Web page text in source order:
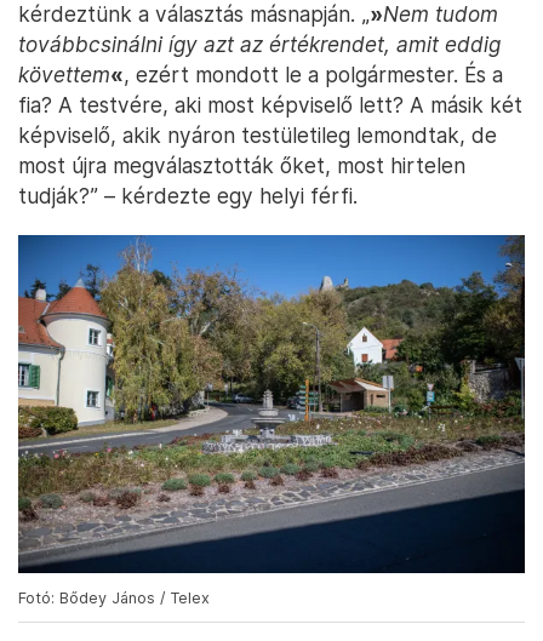
kérdeztünk a választás másnapján. „»Nem tudom
továbbcsinálni így azt az értékrendet, amit eddig
követtem«, ezért mondott le a polgármester. És a
fia? A testvére, aki most képviselő lett? A másik két
képviselő, akik nyáron testületileg lemondtak, de
most újra megválasztották őket, most hirtelen
tudják?” – kérdezte egy helyi férfi.
Fotó: Bődey János / Telex